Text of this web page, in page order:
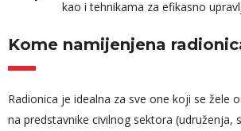
kao i tehnikama za efikasno
Kome namijenjena
Radionica je idealna za sve one koji se žele
na predstavnike civilnog sektora